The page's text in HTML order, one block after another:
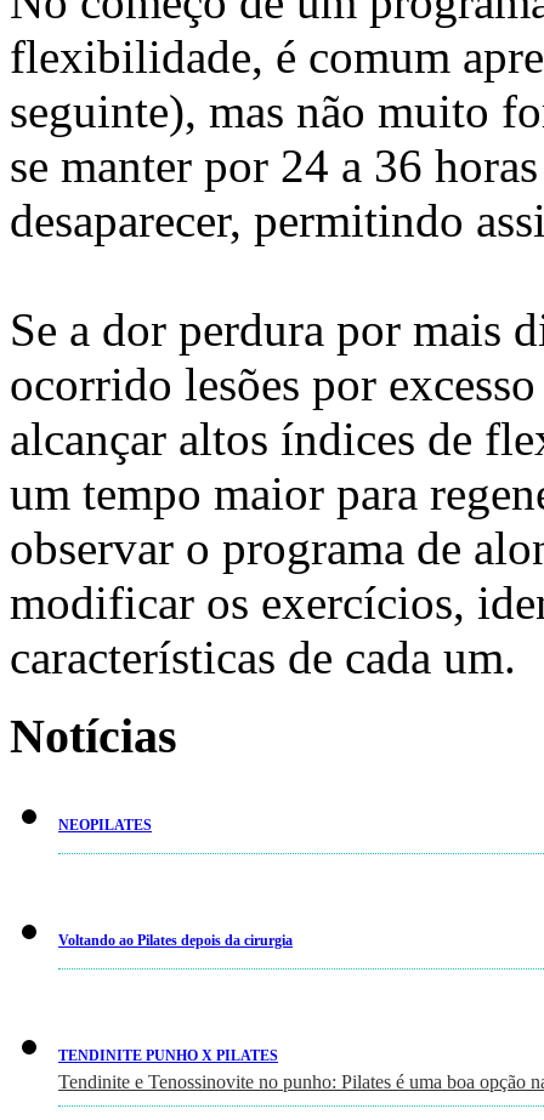
flexibilidade, é comum
seguinte), mas não muito
se manter por 24 a 36
desaparecer, permitindo
Se a dor perdura por mais
ocorrido lesões por
alcançar altos índices de
um tempo maior para
observar o programa de
modificar os exercícios,
características de cada um.
Notícias
NEOPILATES
Voltando ao Pilates depois da cirurgia
TENDINITE PUNHO X PILATES
Tendinite e Tenossinovite no punho: Pilates é uma boa opção